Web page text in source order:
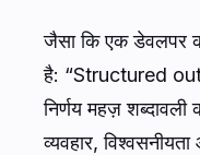
जैसा कि एक डेवलपर
है: “Structured
निर्णय महज़
व्यवहार,